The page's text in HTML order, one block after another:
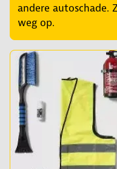
andere autoschade.
weg op.